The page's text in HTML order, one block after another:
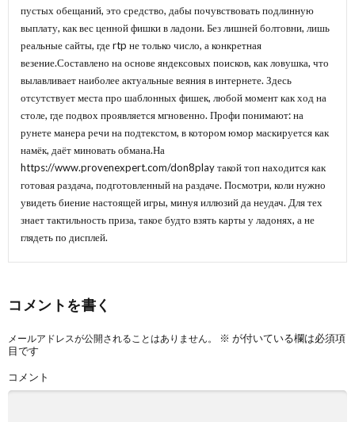
пустых обещаний, это средство, дабы почувствовать подлинную
выплату, как вес ценной фишки в ладони. Без лишней болтовни, лишь
реальные сайты, где rtp не только число, а конкретная
везение.Составлено на основе яндексовых поисков, как ловушка, что
вылавливает наиболее актуальные веяния в интернете. Здесь
отсутствует места про шаблонных фишек, любой момент как ход на
столе, где подвох проявляется мгновенно. Профи понимают: на
рунете манера речи на подтекстом, в котором юмор маскируется как
намёк, даёт миновать обмана.На
https://www.provenexpert.com/don8playтакой топ находится как
готовая раздача, подготовленный на раздаче. Посмотри, коли нужно
увидеть биение настоящей игры, минуя иллюзий да неудач. Для тех
знает тактильность приза, такое будто взять карты у ладонях, а не
глядеть по дисплей.
コメントを書く
メールアドレスが公開されることはありません。 ※ が付いている欄は必須項
目です
コメント